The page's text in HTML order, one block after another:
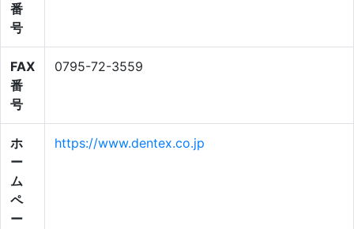
番
号
FAX
番
号
0795-72-3559
ホ
ー
ム
ペ
ー
https://www.dentex.co.jp